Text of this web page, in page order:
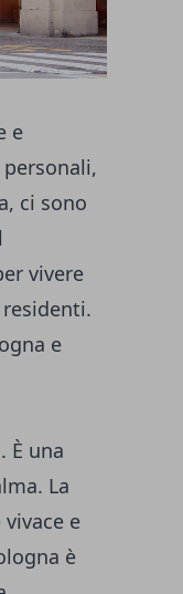
e
ci sono
vivere
e
È una
La
e
è